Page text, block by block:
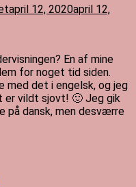
april 12, 2020april 12,
En af mine
for noget tid siden.
med det i engelsk, og jeg
er vildt sjovt! 🙂 Jeg gik
på dansk, men desværre